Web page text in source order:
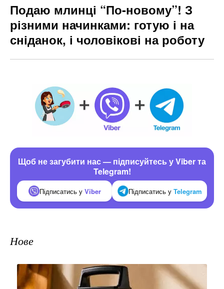
Подаю млинці “По-новому”! З
різними начинками: готую і на
сніданок, і чоловікові на роботу
Щоб не загубити нас — підписуйтесь у Viber та
Telegram!
Підписатись у Viber Підписатись у Telegram
Нове